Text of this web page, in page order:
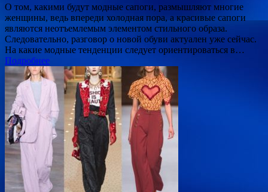
О том, какими будут модные сапоги, размышляют многие
женщины, ведь впереди холодная пора, а красивые сапоги
являются неотъемлемым элементом стильного образа.
Следовательно, разговор о новой обуви актуален уже сейчас.
На какие модные тенденции следует ориентироваться в…
Подробнее